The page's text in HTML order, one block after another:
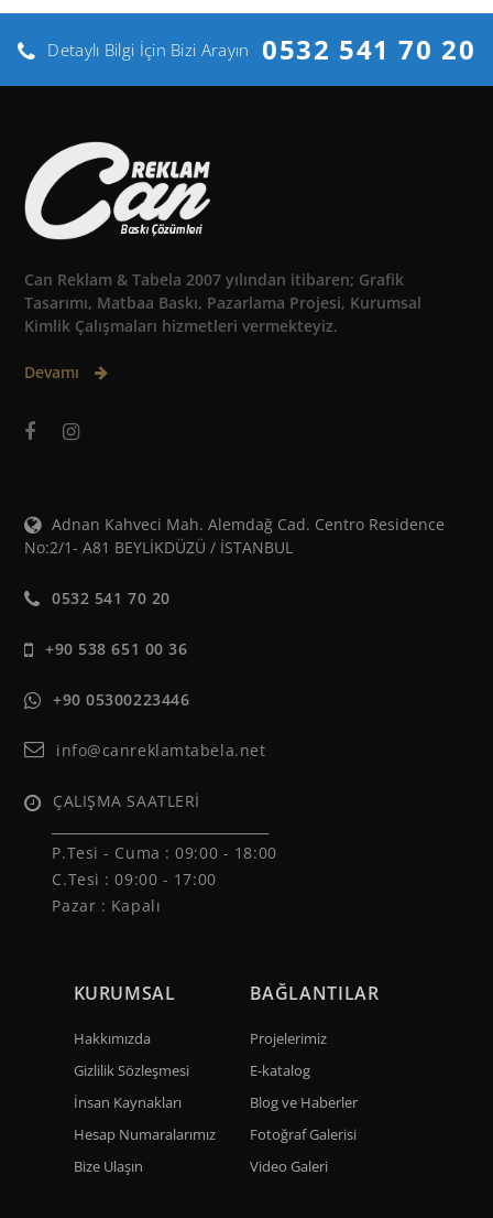
Detaylı Bilgi İçin Bizi Arayın 0532 541 70 20
Can Reklam & Tabela 2007 yılından itibaren; Grafik
Tasarımı, Matbaa Baskı, Pazarlama Projesi, Kurumsal
Kimlik Çalışmaları hizmetleri vermekteyiz.
Devamı
Adnan Kahveci Mah. Alemdağ Cad. Centro Residence
No:2/1- A81 BEYLİKDÜZÜ / İSTANBUL
0532 541 70 20
+90 538 651 00 36
+90 05300223446
info@canreklamtabela.net
ÇALIŞMA SAATLERİ
P.Tesi - Cuma : 09:00 - 18:00
C.Tesi : 09:00 - 17:00
Pazar : Kapalı
KURUMSAL
Hakkımızda
Gizlilik Sözleşmesi
İnsan Kaynakları
Hesap Numaralarımız
Bize Ulaşın
BAĞLANTILAR
Projelerimiz
E-katalog
Blog ve Haberler
Fotoğraf Galerisi
Video Galeri